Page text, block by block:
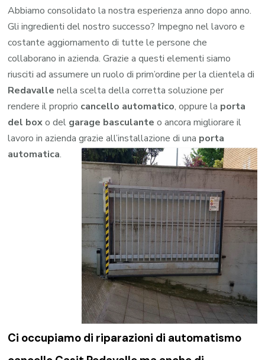
Abbiamo consolidato la nostra esperienza anno dopo anno.
Gli ingredienti del nostro successo? Impegno nel lavoro e
costante aggiornamento di tutte le persone che
collaborano in azienda. Grazie a questi elementi siamo
riusciti ad assumere un ruolo di prim’ordine per la clientela di
Redavalle nella scelta della corretta soluzione per
rendere il proprio cancello automatico, oppure la porta
del boxo del garage basculante o ancora migliorare il
lavoro in azienda grazie all’installazione di una porta
automatica.
Ci occupiamo di riparazioni di automatismo